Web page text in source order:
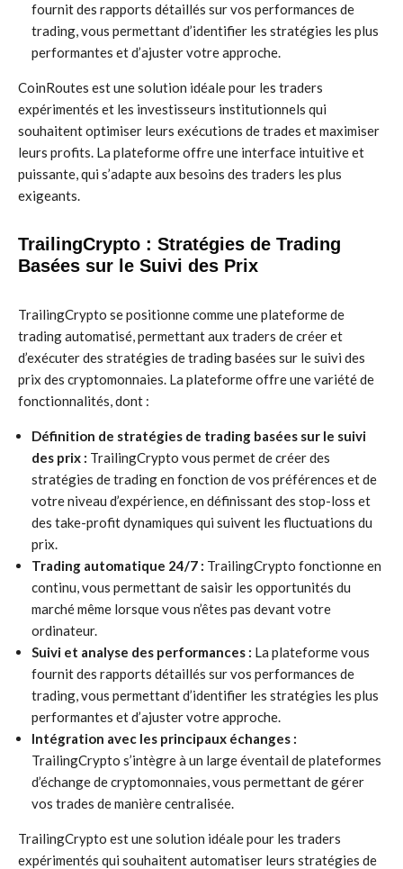
fournit des rapports détaillés sur vos performances de
trading, vous permettant d’identifier les stratégies les plus
performantes et d’ajuster votre approche.
CoinRoutes est une solution idéale pour les traders
expérimentés et les investisseurs institutionnels qui
souhaitent optimiser leurs exécutions de trades et maximiser
leurs profits. La plateforme offre une interface intuitive et
puissante, qui s’adapte aux besoins des traders les plus
exigeants.
TrailingCrypto : Stratégies de Trading
Basées sur le Suivi des Prix
TrailingCrypto se positionne comme une plateforme de
trading automatisé, permettant aux traders de créer et
d’exécuter des stratégies de trading basées sur le suivi des
prix des cryptomonnaies. La plateforme offre une variété de
fonctionnalités, dont :
Définition de stratégies de trading basées sur le suivi
des prix : TrailingCrypto vous permet de créer des
stratégies de trading en fonction de vos préférences et de
votre niveau d’expérience, en définissant des stop-loss et
des take-profit dynamiques qui suivent les fluctuations du
prix.
Trading automatique 24/7 : TrailingCrypto fonctionne en
continu, vous permettant de saisir les opportunités du
marché même lorsque vous n’êtes pas devant votre
ordinateur.
Suivi et analyse des performances : La plateforme vous
fournit des rapports détaillés sur vos performances de
trading, vous permettant d’identifier les stratégies les plus
performantes et d’ajuster votre approche.
Intégration avec les principaux échanges :
TrailingCrypto s’intègre à un large éventail de plateformes
d’échange de cryptomonnaies, vous permettant de gérer
vos trades de manière centralisée.
TrailingCrypto est une solution idéale pour les traders
expérimentés qui souhaitent automatiser leurs stratégies de